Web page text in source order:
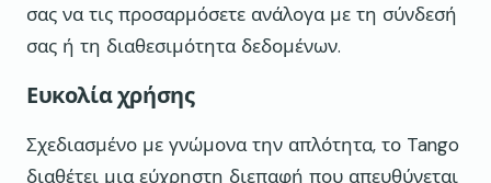
σας να τις προσαρμόσετε ανάλογα με τη σύνδεσή
σας ή τη διαθεσιμότητα δεδομένων.
Ευκολία χρήσης
Σχεδιασμένο με γνώμονα την απλότητα, το Tango
διαθέτει μια εύχρηστη διεπαφή που απευθύνεται